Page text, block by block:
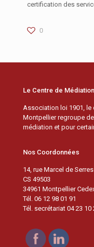
certification des
0
Le Centre de Médiation
Association loi 1901, le
Montpellier regroupe
médiation et pour
Nos Coordonnées
14, rue Marcel de Serres
CS 49503
34961 Montpellier
Tél. 06 12 98 01 91
Tél. secrétariat 04 23 10